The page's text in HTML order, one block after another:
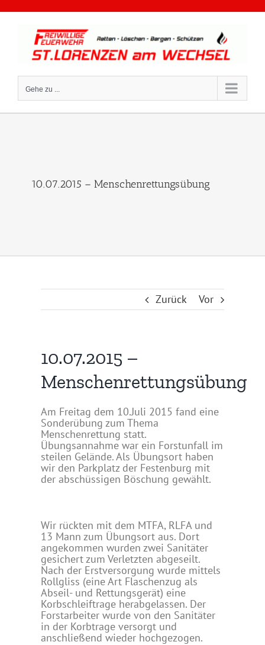
Inhalt
springen
Gehe zu ...
10.07.2015 – Menschenrettungsübung
Zurück Vor
10.07.2015 –
Menschenrettungsübung
Am Freitag dem 10.Juli 2015 fand eine
Sonderübung zum Thema
Menschenrettung statt.
Übungsannahme war ein Forstunfall im
steilen Gelände. Als Übungsort haben
wir den Parkplatz der Festenburg mit
der abschüssigen Böschung gewählt.
Wir rückten mit dem MTFA, RLFA und
13 Mann zum Übungsort aus. Dort
angekommen wurden zwei Sanitäter
gesichert zum Verletzten abgeseilt.
Nach der Erstversorgung wurde mittels
Rollgliss (eine Art Flaschenzug als
Abseil- und Rettungsgerät) eine
Korbschleiftrage herabgelassen. Der
Forstarbeiter wurde von den Sanitäter
in der Korbtrage versorgt und
anschließend wieder hochgezogen.